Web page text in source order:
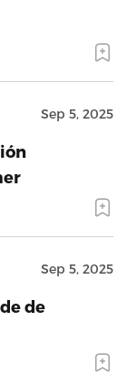
Sep 5, 2025
Sep 5, 2025
de